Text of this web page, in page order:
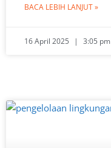
BACA LEBIH LANJUT »
16 April 2025 3:05 pm